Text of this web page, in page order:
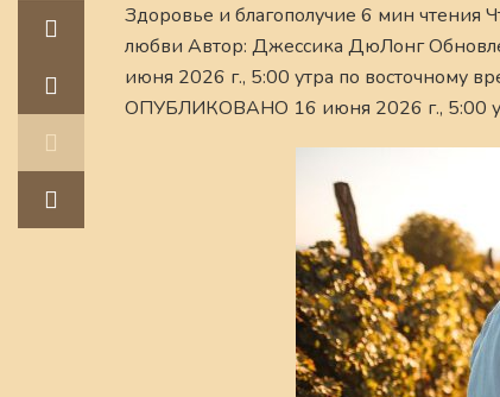
Здоровье и благополучие 6 мин чтения
любви Автор: Джессика ДюЛонг
июня 2026 г., 5:00 утра по восточному
ОПУБЛИКОВАНО 16 июня 2026 г., 5:00